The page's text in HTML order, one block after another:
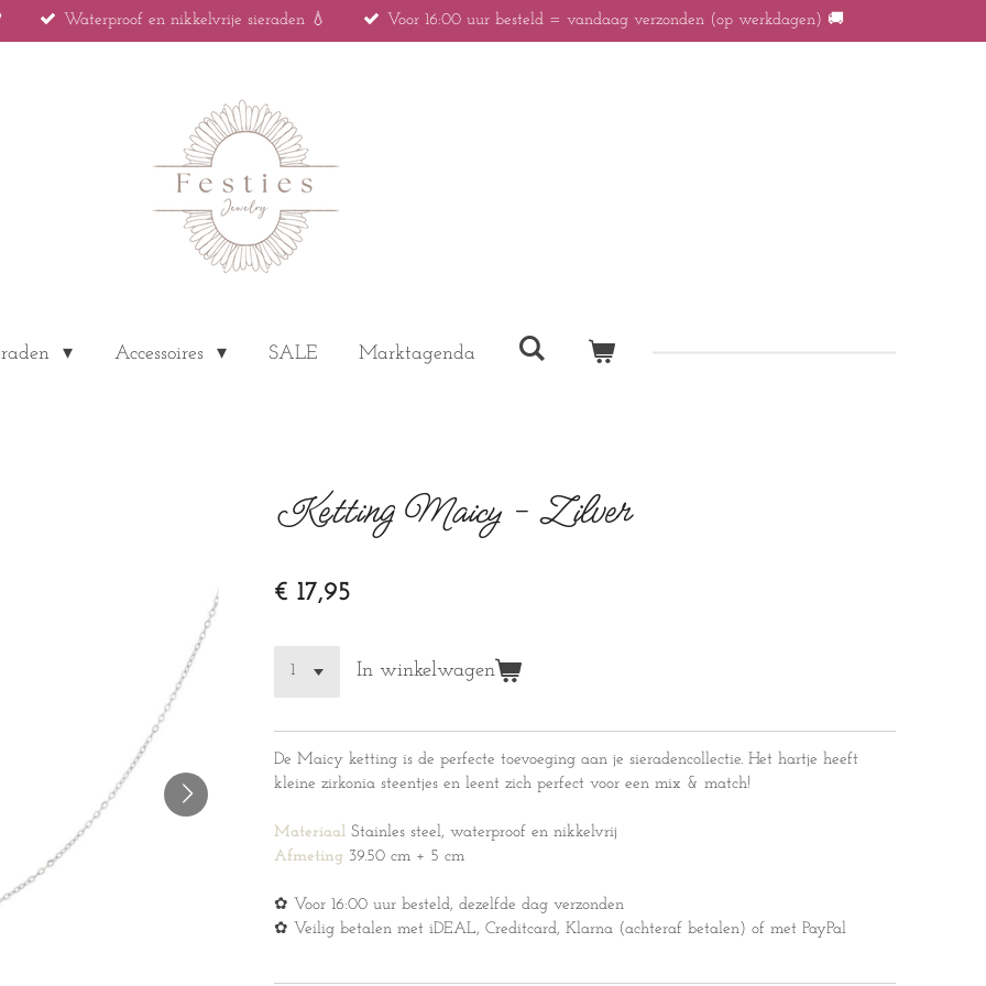
Waterproof en nikkelvrije sieraden 💧 Voor 16:00 uur besteld = vandaag verzonden (op werkdagen) 🚚
Accessoires SALE Marktagenda
Ketting Maicy - Zilver
€ 17,95
In winkelwagen
De Maicy ketting is de perfecte toevoeging aan je sieradencollectie. Het hartje heeft
kleine zirkonia steentjes en leent zich perfect voor een mix & match!
Materiaal Stainles steel, waterproof en nikkelvrij
Afmeting 39.50 cm + 5 cm
✿ Voor 16:00 uur besteld, dezelfde dag verzonden
✿ Veilig betalen met iDEAL, Creditcard, Klarna (achteraf betalen) of met PayPal